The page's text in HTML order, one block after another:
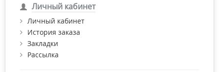
Личный кабинет
Личный кабинет
История заказа
Закладки
Рассылка